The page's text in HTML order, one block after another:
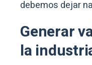
debemos dejar
Generar
la